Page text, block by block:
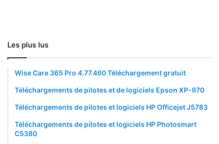
Les plus lus
Wise Care 365 Pro 4.77.460 Téléchargement gratuit
Téléchargements de pilotes et de logiciels Epson XP-970
Téléchargements de pilotes et logiciels HP Officejet J5783
Téléchargements de pilotes et logiciels HP Photosmart
C5380